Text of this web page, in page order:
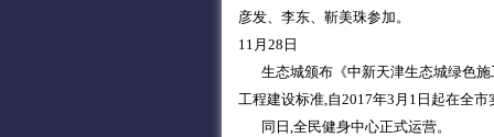
彦发、李东、靳美珠参加。
11月28日
生态城颁布《中新天津生态城绿色施
工程建设标准,自2017年3月1日起在全市
同日,全民健身中心正式运营。